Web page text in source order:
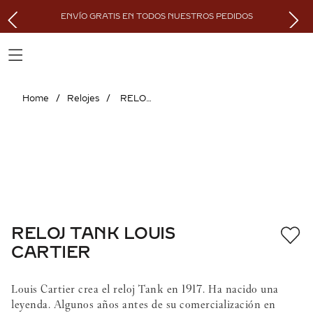
ENVÍO GRATIS EN TODOS NUESTROS PEDIDOS
Relojes RELOJ TANK LOUIS CARTIER
RELOJ TANK LOUIS
CARTIER
Louis Cartier crea el reloj Tank en 1917. Ha nacido una
leyenda. Algunos años antes de su comercialización en